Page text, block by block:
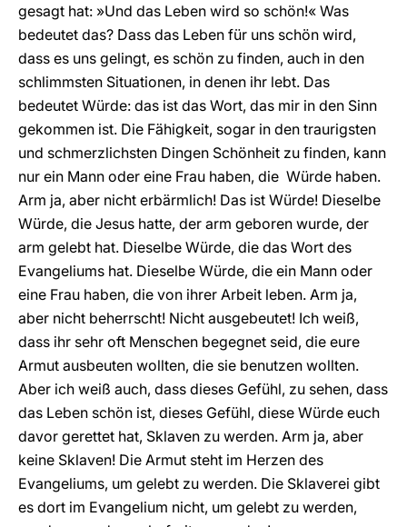
gesagt hat: »Und das Leben wird so schön!« Was
bedeutet das? Dass das Leben für uns schön wird,
dass es uns gelingt, es schön zu finden, auch in den
schlimmsten Situationen, in denen ihr lebt. Das
bedeutet Würde: das ist das Wort, das mir in den Sinn
gekommen ist. Die Fähigkeit, sogar in den traurigsten
und schmerzlichsten Dingen Schönheit zu finden, kann
nur ein Mann oder eine Frau haben, die Würde haben.
Arm ja, aber nicht erbärmlich! Das ist Würde! Dieselbe
Würde, die Jesus hatte, der arm geboren wurde, der
arm gelebt hat. Dieselbe Würde, die das Wort des
Evangeliums hat. Dieselbe Würde, die ein Mann oder
eine Frau haben, die von ihrer Arbeit leben. Arm ja,
aber nicht beherrscht! Nicht ausgebeutet! Ich weiß,
dass ihr sehr oft Menschen begegnet seid, die eure
Armut ausbeuten wollten, die sie benutzen wollten.
Aber ich weiß auch, dass dieses Gefühl, zu sehen, dass
das Leben schön ist, dieses Gefühl, diese Würde euch
davor gerettet hat, Sklaven zu werden. Arm ja, aber
keine Sklaven! Die Armut steht im Herzen des
Evangeliums, um gelebt zu werden. Die Sklaverei gibt
es dort im Evangelium nicht, um gelebt zu werden,